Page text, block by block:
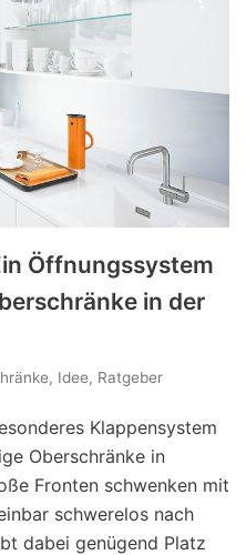
Öffnungssystem
in der
, Idee, Ratgeber
Klappensystem
Oberschränke in
Fronten schwenken mit
schwerelos nach
dabei genügend Platz